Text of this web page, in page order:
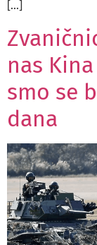
[…]
nas
smo se
dana